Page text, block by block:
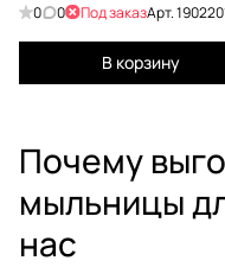
0 0 Под заказАрт.
В корзину
Почему
мыльницы
нас